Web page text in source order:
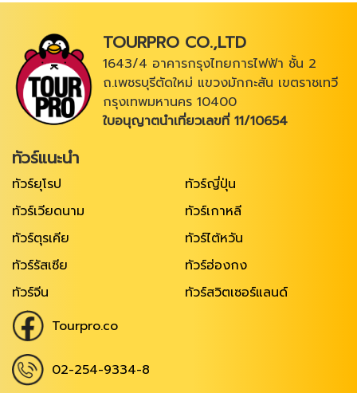
TOURPRO CO.,LTD
1643/4 อาคารกรุงไทยการไฟฟ้า ชั้น 2
ถ.เพชรบุรีตัดใหม่ แขวงมักกะสัน เขตราชเทวี
กรุงเทพมหานคร 10400
ใบอนุญาตนำเที่ยวเลขที่ 11/10654
ทัวร์แนะนำ
ทัวร์ยุโรป
ทัวร์ญี่ปุ่น
ทัวร์เวียดนาม
ทัวร์เกาหลี
ทัวร์ตุรเคีย
ทัวร์ไต้หวัน
ทัวร์รัสเซีย
ทัวร์ฮ่องกง
ทัวร์จีน
ทัวร์สวิตเซอร์แลนด์
Tourpro.co
02-254-9334-8